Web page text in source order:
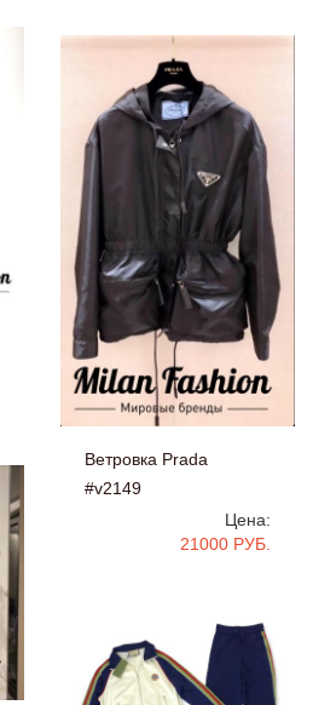
Ветровка Prada
#v2149
Цена:
21000 РУБ.